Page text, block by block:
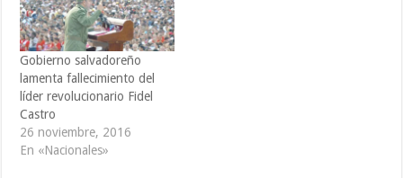
Gobierno salvadoreño
lamenta fallecimiento del
líder revolucionario Fidel
Castro
26 noviembre, 2016
En «Nacionales»